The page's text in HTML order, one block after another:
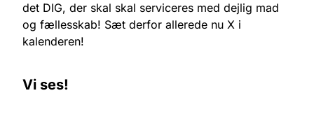
det DIG, der skal skal serviceres med dejlig mad
og fællesskab! Sæt derfor allerede nu X i
kalenderen!
Vi ses!